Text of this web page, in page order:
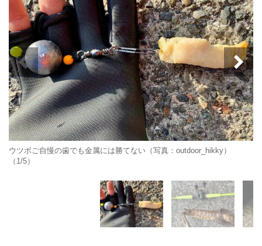
ウツボご自慢の歯でも金属には勝てない（写真：outdoor_hikky）
（1/5）